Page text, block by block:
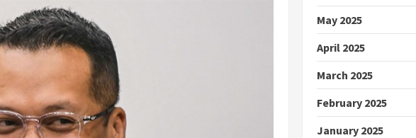
May 2025
April 2025
March 2025
February 2025
January 2025